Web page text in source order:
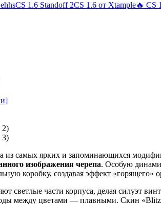
CS 1.6 Standoff 2CS 1.6 от Xtample🔥 CS
из самых ярких и запоминающихся
изображения черепа. Особую
коробку, создавая эффект «горящего»
светлые части корпуса, делая силуэт
между цветами — плавными. Скин